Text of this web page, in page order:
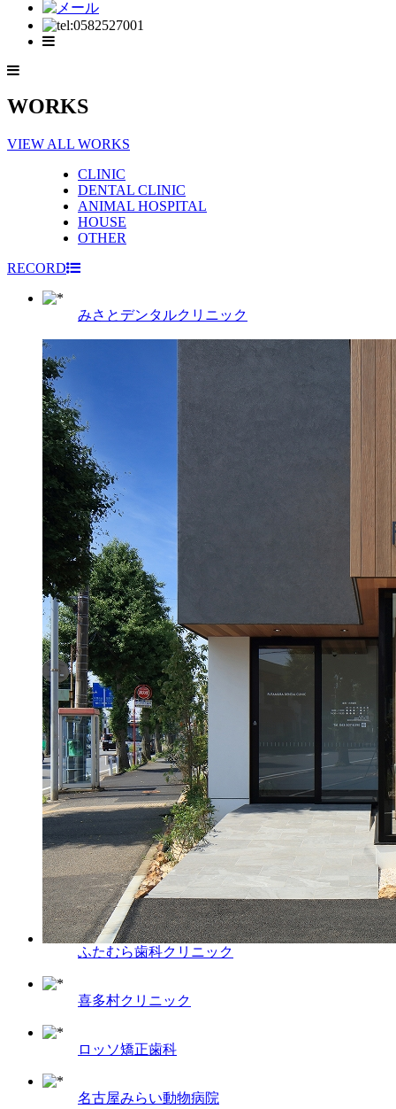
WORKS
VIEW ALL WORKS
CLINIC
DENTAL CLINIC
ANIMAL HOSPITAL
HOUSE
OTHER
RECORD
みさとデンタルクリニック
ふたむら歯科クリニック
喜多村クリニック
ロッソ矯正歯科
名古屋みらい動物病院